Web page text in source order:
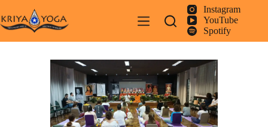
para
o
Instagram
YouTube
Spotify